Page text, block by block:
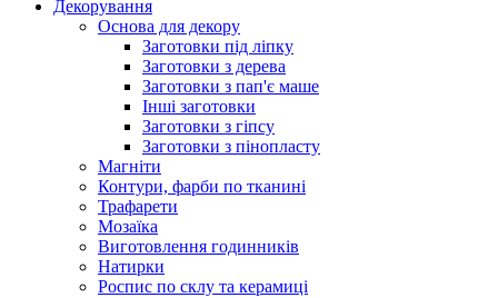
Декорування
Основа для декору
Заготовки під ліпку
Заготовки з дерева
Заготовки з пап'є маше
Інші заготовки
Заготовки з гіпсу
Заготовки з пінопласту
Магніти
Контури, фарби по тканині
Трафарети
Мозаїка
Виготовлення годинників
Натирки
Роспис по склу та керамиці